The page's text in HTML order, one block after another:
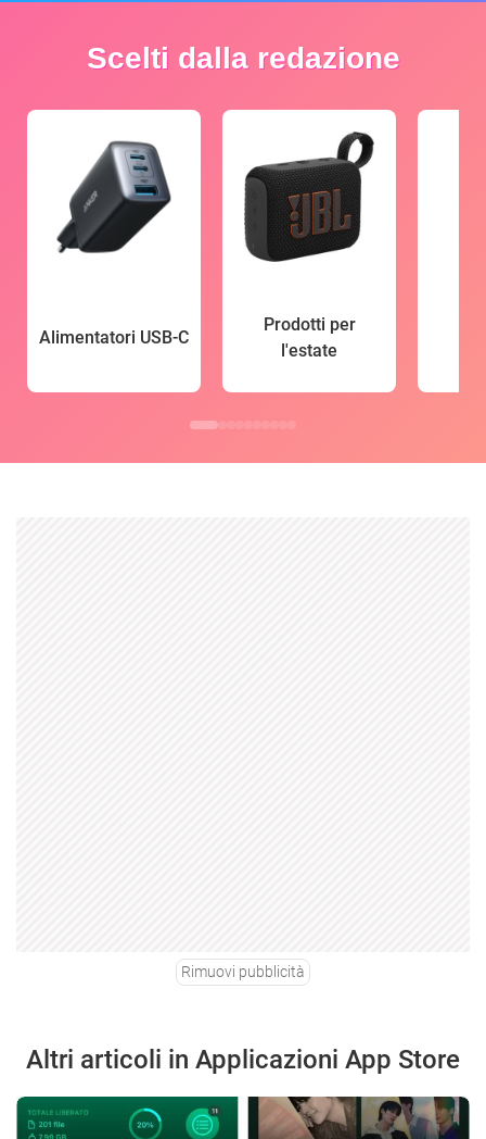
Scelti dalla redazione
Alimentatori USB-C
Prodotti per
l'estate
Rimuovi pubblicità
Altri articoli in Applicazioni App Store